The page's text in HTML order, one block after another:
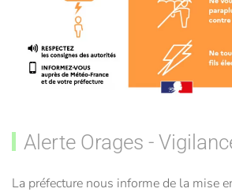
Alerte Orages -
La préfecture nous informe de la mise